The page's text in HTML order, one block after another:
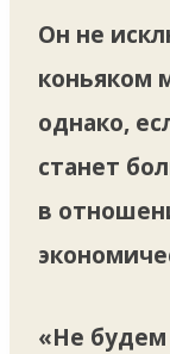
Он не
коньяком
однако,
станет
в
«Не будем